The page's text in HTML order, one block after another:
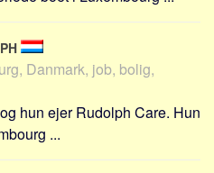
Danmark, job, bolig,
hun ejer Rudolph Care. Hun
...